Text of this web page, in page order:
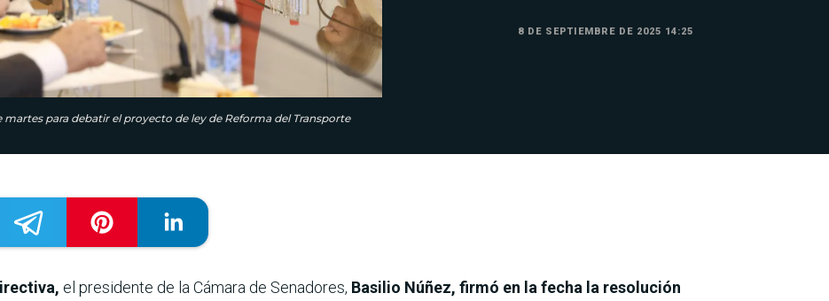
para debatir el proyecto de ley de Reforma del Transporte
8 DE SEPTIEMBRE DE 2025 14:25
el presidente de la Cámara de Senadores, Basilio Núñez, firmó en la fecha la resolución